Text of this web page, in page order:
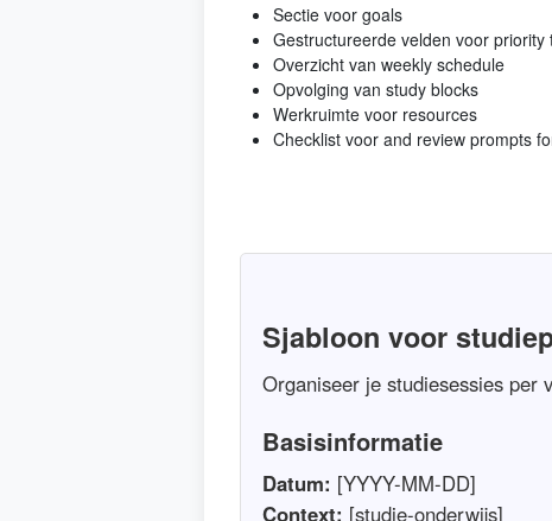
Sectie voor goals
Gestructureerde velden voor priority
Overzicht van weekly schedule
Opvolging van study blocks
Werkruimte voor resources
Checklist voor and review prompts
Sjabloon voor
Organiseer je studiesessies per
Basisinformatie
Datum: [YYYY-MM-DD]
Context: [studie-onderwijs]